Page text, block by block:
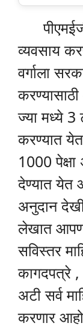
व्यवसाय
वर्गाला
ज्या मध्ये 3
करण्यात
1000
देण्यात येत
अनुदान
लेखात आपण
सविस्तर
कागदपत्रे ,
अटी सर्व
करणार